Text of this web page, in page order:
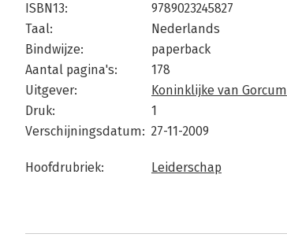
ISBN13:
9789023245827
Taal:
Nederlands
Bindwijze:
paperback
Aantal pagina's:
178
Uitgever:
Koninklijke van Gorcum
Druk:
1
Verschijningsdatum: 27-11-2009
Hoofdrubriek: Leiderschap